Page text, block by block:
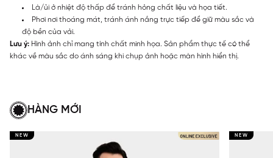
Là/ủi ở nhiệt độ thấp để tránh hỏng chất liệu và họa tiết.
Phơi nơi thoáng mát, tránh ánh nắng trực tiếp để giữ màu sắc và
độ bền của vải.
Lưu ý: Hình ảnh chỉ mang tính chất minh họa. Sản phẩm thực tế có thể
khác về màu sắc do ánh sáng khi chụp ảnh hoặc màn hình hiển thị.
HÀNG MỚI
NEW NEW